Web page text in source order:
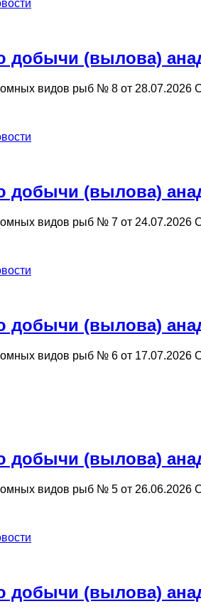
(вылова)
видов рыб № 8 от 28.07.2026
(вылова)
видов рыб № 7 от 24.07.2026
(вылова)
видов рыб № 6 от 17.07.2026
(вылова)
видов рыб № 5 от 26.06.2026
(вылова)